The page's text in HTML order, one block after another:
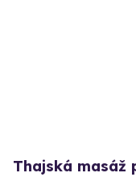
Thajská masáž